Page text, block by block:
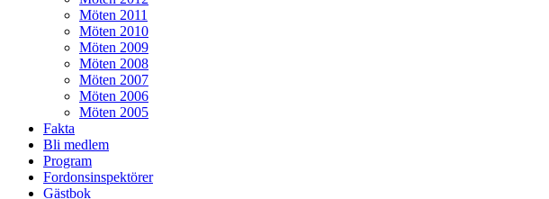
Möten 2011
Möten 2010
Möten 2009
Möten 2008
Möten 2007
Möten 2006
Möten 2005
Fakta
Bli medlem
Program
Fordonsinspektörer
Gästbok